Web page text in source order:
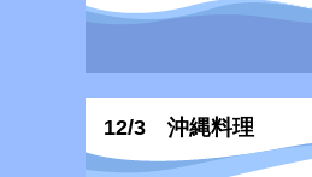
12/3 沖縄料理